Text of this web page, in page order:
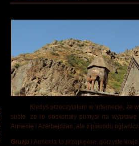
Kiedyś przeczytałem w internecie, że w
sobie, że to doskonały pomysł na
Armenię i Azerbejdżan, ale z powodu
Gruzja i Armenia to przepiękne, górzyste